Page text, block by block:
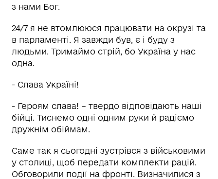
з нами Бог.
24/7 я не втомлююся працювати на окрузі та
в парламенті. Я завжди був, є і буду з
людьми. Тримаймо стрій, бо Україна у нас
одна.
- Слава Україні!
- Героям слава! – твердо відповідають наші
бійці. Тиснемо одні одним руки й радіємо
дружнім обіймам.
Саме так я сьогодні зустрівся з військовими
у столиці, щоб передати комплекти рацій.
Обговорили події на фронті. Визначилися з